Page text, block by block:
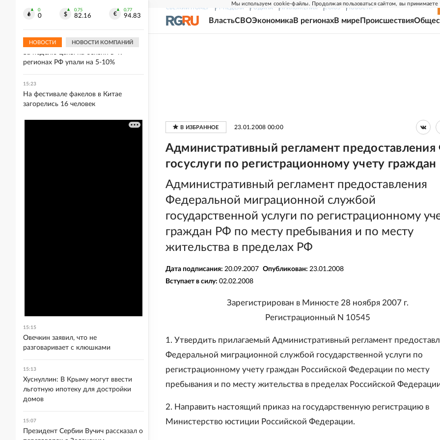
Мы используем cookie-файлы. Продолжая пользоваться сайтом, вы принимаете
СВЕЖИЙ НОМЕР РГ-НЕДЕЛЯ РОДИНА ПРИЛОЖЕНИЯ СОЮЗ НОВОСТИ
ВластьСВОЭкономикаВ регионахВ мире Происшествия
23.01.2008 00:00
Административный регламент
госуслуги по регистрационному учету
Административный регламент предоставления
Федеральной миграционной службой
государственной услуги по регистрационному
граждан РФ по месту пребывания и по месту
жительства в пределах РФ
Дата подписания: 20.09.2007 Опубликован: 23.01.2008
Вступает в силу: 02.02.2008
Зарегистрирован в Минюсте 28 ноября 2007 г.
Регистрационный N 10545
1. Утвердить прилагаемый Административный регламент
Федеральной миграционной службой государственной услуги по
регистрационному учету граждан Российской Федерации по месту
пребывания и по месту жительства в пределах Российской
2. Направить настоящий приказ на государственную регистрацию в
Министерство юстиции Российской Федерации.
0
0
0.75
82.16
0.77
94.83
НОВОСТИ НОВОСТИ КОМПАНИЙ
отлетело в легковушку, один человек
15:47
За неделю цены на бензин в 49
регионах РФ упали на 5-10%
15:23
На фестивале факелов в Китае
загорелись 16 человек
15:15
Овечкин заявил, что не
разговаривает с клюшками
15:13
Хуснуллин: В Крыму могут ввести
льготную ипотеку для достройки
домов
15:07
Президент Сербии Вучич рассказал о